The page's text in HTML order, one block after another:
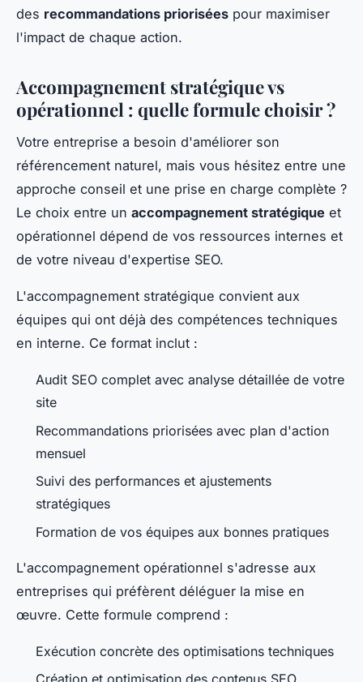
des recommandations priorisées pour maximiser
l'impact de chaque action.
Accompagnement stratégique vs
opérationnel : quelle formule choisir ?
Votre entreprise a besoin d'améliorer son
référencement naturel, mais vous hésitez entre une
approche conseil et une prise en charge complète ?
Le choix entre un accompagnement stratégique et
opérationnel dépend de vos ressources internes et
de votre niveau d'expertise SEO.
L'accompagnement stratégique convient aux
équipes qui ont déjà des compétences techniques
en interne. Ce format inclut :
Audit SEO complet avec analyse détaillée de votre
site
Recommandations priorisées avec plan d'action
mensuel
Suivi des performances et ajustements
stratégiques
Formation de vos équipes aux bonnes pratiques
L'accompagnement opérationnel s'adresse aux
entreprises qui préfèrent déléguer la mise en
œuvre. Cette formule comprend :
Exécution concrète des optimisations techniques
Création et optimisation des contenus SEO